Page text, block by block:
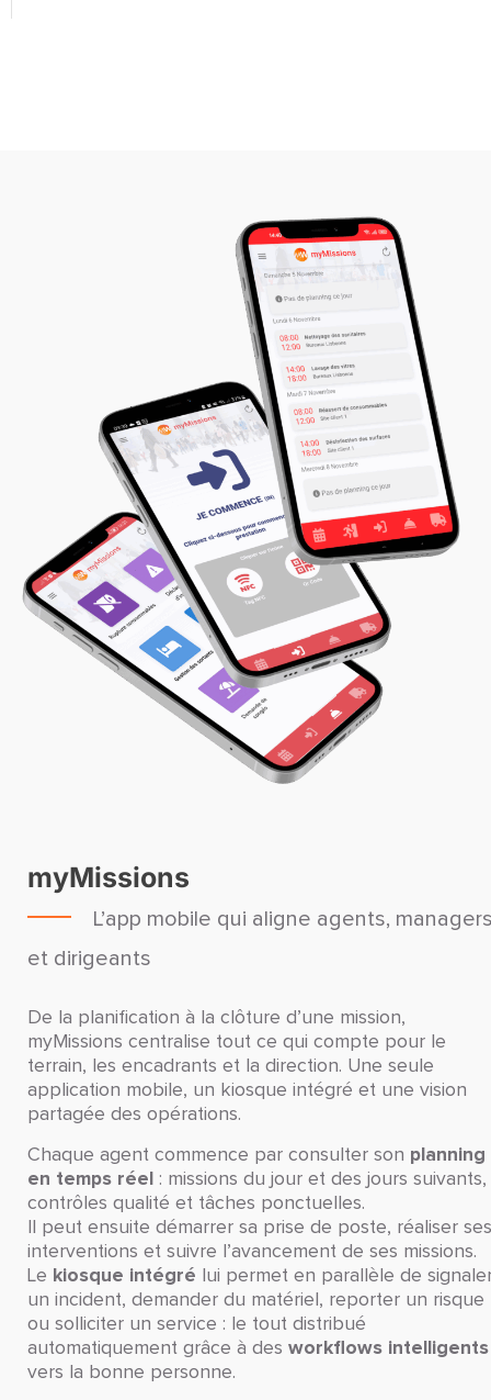
myMissions
L’app mobile qui aligne agents,
et dirigeants
De la planification à la clôture d’une mission,
myMissions centralise tout ce qui compte pour le
terrain, les encadrants et la direction. Une seule
application mobile, un kiosque intégré et une vision
partagée des opérations.
Chaque agent commence par consulter son planning
en temps réel : missions du jour et des jours suivants,
contrôles qualité et tâches ponctuelles.
Il peut ensuite démarrer sa prise de poste, réaliser ses
interventions et suivre l’avancement de ses missions.
Le kiosque intégré lui permet en parallèle de
un incident, demander du matériel, reporter un risque
ou solliciter un service : le tout distribué
automatiquement grâce à des workflows intelligents
vers la bonne personne.